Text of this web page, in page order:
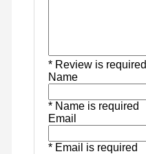
* Review is required
Name
* Name is required
Email
* Email is required